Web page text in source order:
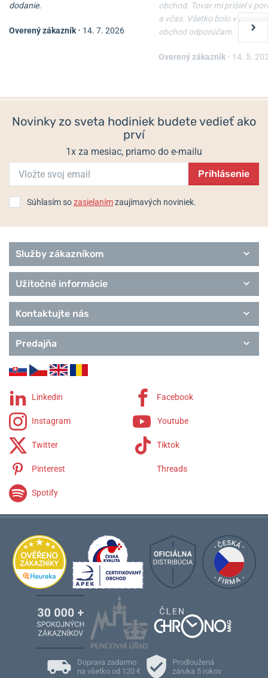
Naťahovač Wolf Cub 461103
Naťahovač Designhütte
dodanie.
Overený zákazník • 14. 7. 2026
obchod. Tovar mi prišiel v
a včas. Všetko bolo v
obchod odporúčam.
Overený zákazník • 14. 5.
Novinky zo sveta hodiniek budete vedieť ako
prví
1x za mesiac, priamo do e-mailu
Prihlásenie
Súhlasím sozasielanímzaujímavých noviniek.
Služby zákazníkom
Užitočné informácie
Kontaktujte nás
Predajňa
Linkedin Facebook
Instagram Youtube
Twitter Tiktok
Pinterest Threads
Spotify
Doprava zadarmo
na všetko od 120 €
Prodloužená
záruka 5 rokov